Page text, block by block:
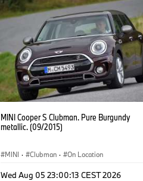
MINI Cooper S Clubman. Pure Burgundy
metallic. (09/2015)
MINI · Clubman · On Location
Wed Aug 05 23:00:13 CEST 2026